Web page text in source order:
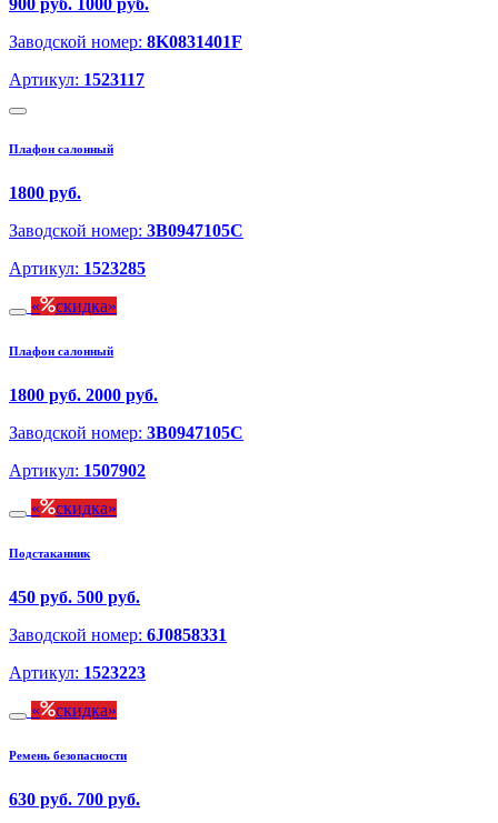
900 руб.
1000 руб.
Заводской номер: 8K0831401F
Артикул: 1523117
Плафон салонный
1800 руб.
Заводской номер: 3B0947105C
Артикул: 1523285
скидка
Плафон салонный
1800 руб. 2000 руб.
Заводской номер: 3B0947105C
Артикул: 1507902
скидка
Подстаканник
450 руб. 500 руб.
Заводской номер: 6J0858331
Артикул: 1523223
скидка
Ремень безопасности
630 руб. 700 руб.